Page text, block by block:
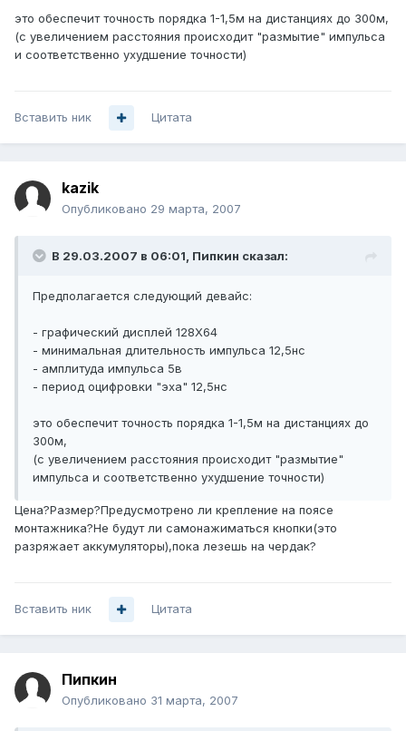
это обеспечит точность порядка 1-1,5м на дистанциях до 300м,
(с увеличением расстояния происходит "размытие" импульса
и соответственно ухудшение точности)
Вставить ник Цитата
kazik
Опубликовано 29 марта, 2007
В 29.03.2007 в 06:01, Пипкин сказал:
Предполагается следующий девайс:
- графический дисплей 128X64
- минимальная длительность импульса 12,5нс
- амплитуда импульса 5в
- период оцифровки "эха" 12,5нс
это обеспечит точность порядка 1-1,5м на дистанциях до
300м,
(с увеличением расстояния происходит "размытие"
импульса и соответственно ухудшение точности)
Цена?Размер?Предусмотрено ли крепление на поясе
монтажника?Не будут ли самонажиматься кнопки(это
разряжает аккумуляторы),пока лезешь на чердак?
Вставить ник Цитата
Пипкин
Опубликовано 31 марта, 2007